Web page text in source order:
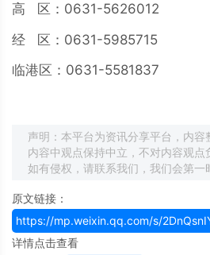
高 区：0631-5626012
经 区：0631-5985715
临港区：0631-5581837
声明：本平台为资讯分享平台，内
内容中观点保持中立，不对内容观点
如有侵权，请联系我们，我们会第一
原文链接：
https://mp.weixin.qq.com/s/
详情点击查看